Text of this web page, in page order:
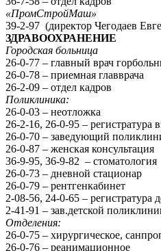
«ПромСтройМаш»
39-2-97 (директор Чегодаев
ЗДРАВООХРАНЕНИЕ
Городская больница
26-0-77 – главный врач
26-0-78 – приемная главврача
26-2-09 – отдел кадров
Поликлиника:
26-0-03 – неотложка
26-2-16, 26-0-95 – регистратура
26-0-70 – заведующий
26-0-87 – женская консультация
36-9-95, 36-9-82 – стоматология
26-0-73 – дневной стационар
26-0-79 – рентгенкабинет
2-08-56, 24-0-65 – регистратура
2-41-91 – зав.детской
Отделения:
26-0-75 – хирургическое,
26-0-76 – реанимационное